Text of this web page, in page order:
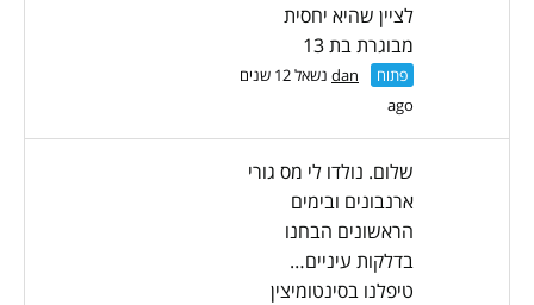
לציין שהיא יחסית
מבוגרת בת 13
פתוח dan
נשאל 12 שנים
ago
שלום. נולדו לי מס גורי
ארנבונים ובימים
הראשונים הבחנו
בדלקות עיניים…
טיפלנו בסינטומיצין